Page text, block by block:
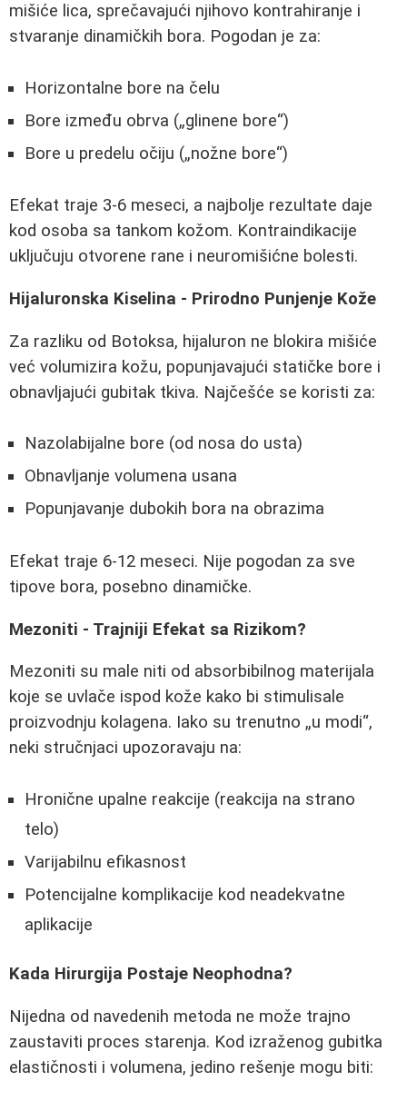
mišiće lica, sprečavajući njihovo kontrahiranje i
stvaranje dinamičkih bora. Pogodan je za:
Horizontalne bore na čelu
Bore između obrva („glinene bore“)
Bore u predelu očiju („nožne bore“)
Efekat traje 3-6 meseci, a najbolje rezultate daje
kod osoba sa tankom kožom. Kontraindikacije
uključuju otvorene rane i neuromišićne bolesti.
Hijaluronska Kiselina - Prirodno Punjenje Kože
Za razliku od Botoksa, hijaluron ne blokira mišiće
već volumizira kožu, popunjavajući statičke bore i
obnavljajući gubitak tkiva. Najčešće se koristi za:
Nazolabijalne bore (od nosa do usta)
Obnavljanje volumena usana
Popunjavanje dubokih bora na obrazima
Efekat traje 6-12 meseci. Nije pogodan za sve
tipove bora, posebno dinamičke.
Mezoniti - Trajniji Efekat sa Rizikom?
Mezoniti su male niti od absorbibilnog materijala
koje se uvlače ispod kože kako bi stimulisale
proizvodnju kolagena. Iako su trenutno „u modi“,
neki stručnjaci upozoravaju na:
Hronične upalne reakcije (reakcija na strano
telo)
Varijabilnu efikasnost
Potencijalne komplikacije kod neadekvatne
aplikacije
Kada Hirurgija Postaje Neophodna?
Nijedna od navedenih metoda ne može trajno
zaustaviti proces starenja. Kod izraženog gubitka
elastičnosti i volumena, jedino rešenje mogu biti: